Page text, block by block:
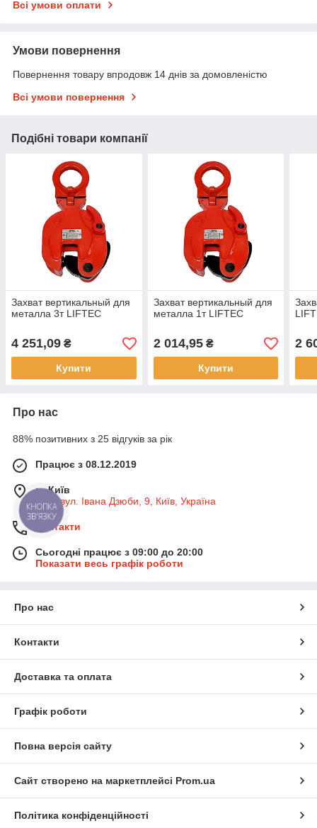
Всі умови оплати
Умови повернення
Повернення товару впродовж 14 днів за домовленістю
Всі умови повернення
Подібні товари компанії
Захват вертикальный для
металла 3т LIFTEC
4 251,09 ₴
Купити
Захват вертикальный для
металла 1т LIFTEC
2 014,95₴
Купити
2
Про нас
88% позитивних з 25 відгуків за рік
Працює з 08.12.2019
м. Київ
Київ, вул. Івана Дзюби, 9, Київ, Україна
Контакти
Сьогодні працює з 09:00 до 20:00
Показати весь графік роботи
Про нас
Контакти
Доставка та оплата
Графік роботи
Повна версія сайту
Сайт створено на маркетплейсі Prom.ua
Політика конфіденційності
КНОПКА
ЗВ'ЯЗКУ